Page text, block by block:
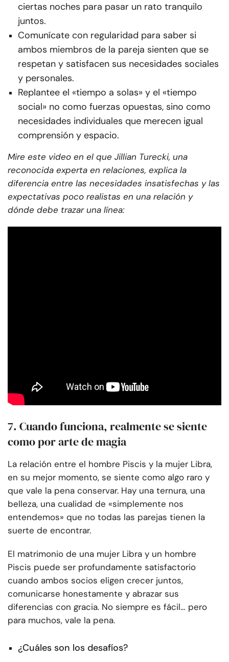
ciertas noches para pasar un rato tranquilo
juntos.
Comunícate con regularidad para saber si
ambos miembros de la pareja sienten que se
respetan y satisfacen sus necesidades sociales
y personales.
Replantee el «tiempo a solas» y el «tiempo
social» no como fuerzas opuestas, sino como
necesidades individuales que merecen igual
comprensión y espacio.
Mire este video en el que Jillian Turecki, una
reconocida experta en relaciones, explica la
diferencia entre las necesidades insatisfechas y las
expectativas poco realistas en una relación y
dónde debe trazar una línea:
7. Cuando funciona, realmente se siente
como por arte de magia
La relación entre el hombre Piscis y la mujer Libra,
en su mejor momento, se siente como algo raro y
que vale la pena conservar. Hay una ternura, una
belleza, una cualidad de «simplemente nos
entendemos» que no todas las parejas tienen la
suerte de encontrar.
El matrimonio de una mujer Libra y un hombre
Piscis puede ser profundamente satisfactorio
cuando ambos socios eligen crecer juntos,
comunicarse honestamente y abrazar sus
diferencias con gracia. No siempre es fácil… pero
para muchos, vale la pena.
¿Cuáles son los desafíos?